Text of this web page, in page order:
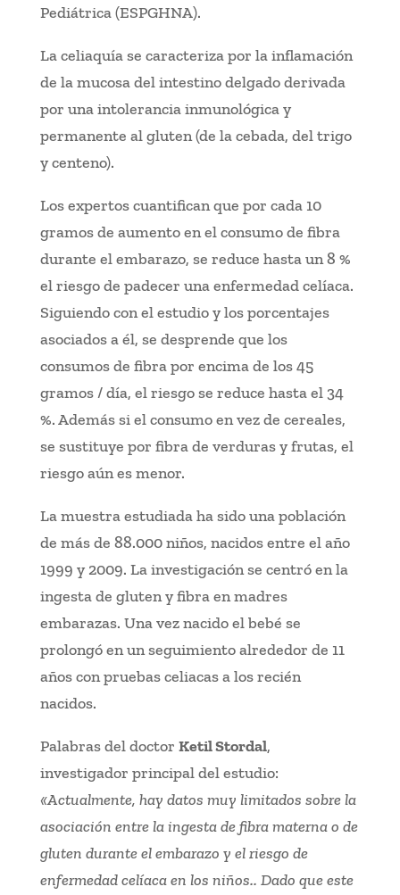
Pediátrica (ESPGHNA).
La celiaquía se caracteriza por la inflamación
de la mucosa del intestino delgado derivada
por una intolerancia inmunológica y
permanente al gluten (de la cebada, del trigo
y centeno).
Los expertos cuantifican que por cada 10
gramos de aumento en el consumo de fibra
durante el embarazo, se reduce hasta un 8 %
el riesgo de padecer una enfermedad celíaca.
Siguiendo con el estudio y los porcentajes
asociados a él, se desprende que los
consumos de fibra por encima de los 45
gramos / día, el riesgo se reduce hasta el 34
%. Además si el consumo en vez de cereales,
se sustituye por fibra de verduras y frutas, el
riesgo aún es menor.
La muestra estudiada ha sido una población
de más de 88.000 niños, nacidos entre el año
1999 y 2009. La investigación se centró en la
ingesta de gluten y fibra en madres
embarazas. Una vez nacido el bebé se
prolongó en un seguimiento alrededor de 11
años con pruebas celiacas a los recién
nacidos.
Palabras del doctor Ketil Stordal,
investigador principal del estudio:
«Actualmente, hay datos muy limitados sobre la
asociación entre la ingesta de fibra materna o de
gluten durante el embarazo y el riesgo de
enfermedad celíaca en los niños.. Dado que este